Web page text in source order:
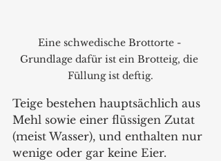
Eine schwedische Brottorte -
Grundlage dafür ist ein Brotteig, die
Füllung ist deftig.
Teige bestehen hauptsächlich aus
Mehl sowie einer flüssigen Zutat
(meist Wasser), und enthalten nur
wenige oder gar keine Eier.